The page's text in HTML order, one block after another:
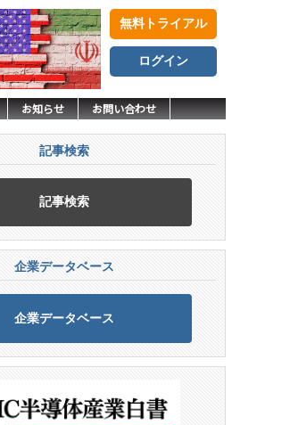
無料トライアル
ログイン
お知らせ お問い合わせ
記事検索
記事検索
企業データベース
企業データベース